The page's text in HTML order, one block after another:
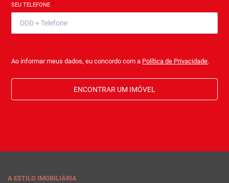
SEU TELEFONE*
Ao informar meus dados, eu concordo com a Política de Privacidade.
ENCONTRAR UM IMÓVEL
A ESTILO IMOBILIÁRIA